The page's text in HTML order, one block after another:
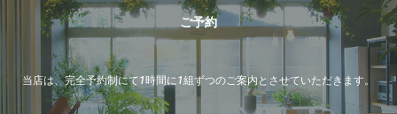
ご予約
当店は、完全予約制にて1時間に1組ずつのご案内とさせていただきます。